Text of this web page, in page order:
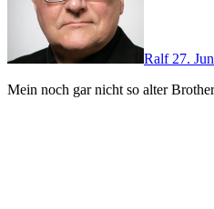
Ralf27.
Mein noch gar nicht so alter